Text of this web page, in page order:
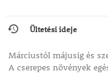
Ültetési ideje
Márciustól májusig és
A cserepes növények